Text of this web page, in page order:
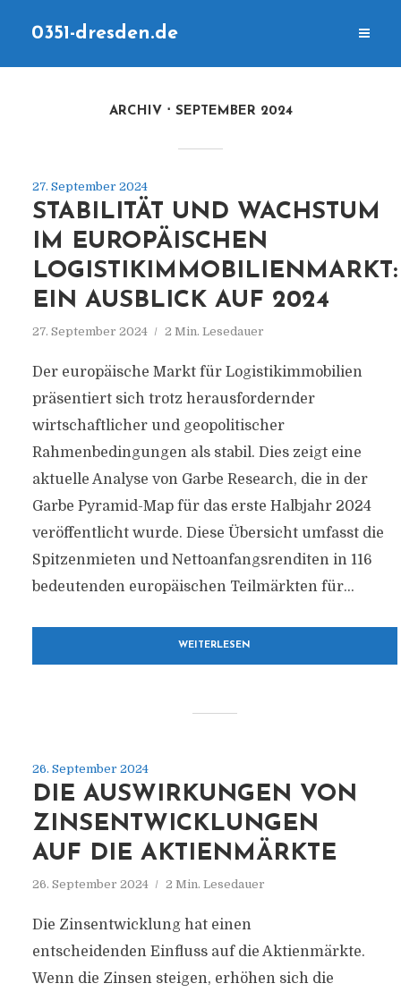
0351-dresden.de
ARCHIV SEPTEMBER 2024
27. September 2024
STABILITÄT UND WACHSTUM
IM EUROPÄISCHEN
LOGISTIKIMMOBILIENMARKT:
EIN AUSBLICK AUF 2024
27. September 2024 2 Min. Lesedauer
Der europäische Markt für Logistikimmobilien
präsentiert sich trotz herausfordernder
wirtschaftlicher und geopolitischer
Rahmenbedingungen als stabil. Dies zeigt eine
aktuelle Analyse von Garbe Research, die in der
Garbe Pyramid-Map für das erste Halbjahr 2024
veröffentlicht wurde. Diese Übersicht umfasst die
Spitzenmieten und Nettoanfangsrenditen in 116
bedeutenden europäischen Teilmärkten für...
WEITERLESEN
26. September 2024
DIE AUSWIRKUNGEN VON
ZINSENTWICKLUNGEN
AUF DIE AKTIENMÄRKTE
26. September 2024 2 Min. Lesedauer
Die Zinsentwicklung hat einen
entscheidenden Einfluss auf die Aktienmärkte.
Wenn die Zinsen steigen, erhöhen sich die